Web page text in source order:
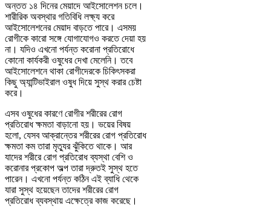
অন্তত ১৪ দিনের মেয়াদে আইসোলেশন চলে।
শারীরিক অবস্থার গতিবিধি লক্ষ্য করে
আইসোলেশনের মেয়াদ বাড়তে পারে। এসময়
রোগীকে কারো সঙ্গে যোগাযোগও করতে দেয়া হয়
না। যদিও এখনো পর্যন্ত করোনা প্রতিরোধে
কোনো কার্যকরী ওষুধের দেখা মেলেনি। তবে
আইসোলেশনে থাকা রোগীদেরকে চিকিৎসকরা
কিছু অ্যান্টিভাইরাল ওষুধ দিয়ে সুস্থ করার চেষ্টা
করে।
এসব ওষুধের কারণে রোগীর শরীরের রোগ
প্রতিরোধ ক্ষমতা বাড়ানো হয়। ভয়ের বিষয়
হলো, যেসব আক্রান্তের শরীরের রোগ প্রতিরোধ
ক্ষমতা কম তারা মৃত্যুর ঝুঁকিতে থাকে। আর
যাদের শরীরে রোগ প্রতিরোধ ব্যস্থা বেশি ও
করোনার প্রকোপ অল্প তারা দ্রুতই সুস্থ হতে
পারেন। এখনো পর্যন্ত কঠিন এই ব্যাধি থেকে
যারা সুস্থ হয়েছেন তাদের শরীরের রোগ
প্রতিরোধ ব্যবস্থায় এক্ষেত্রে কাজ করেছে।